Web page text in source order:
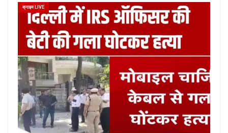
क्राइम LIVE